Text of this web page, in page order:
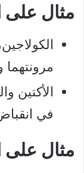
مثال على
مرونتهما
الأكتين
في
مثال على